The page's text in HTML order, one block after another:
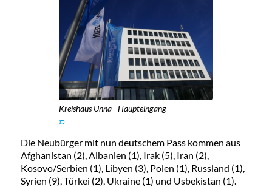
Kreishaus Unna - Haupteingang
©
Die Neubürger mit nun deutschem Pass kommen aus
Afghanistan (2), Albanien (1), Irak (5), Iran (2),
Kosovo/Serbien (1), Libyen (3), Polen (1), Russland (1),
Syrien (9), Türkei (2), Ukraine (1) und Usbekistan (1).